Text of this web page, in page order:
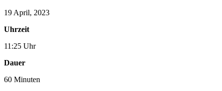
19 April, 2023
Uhrzeit
11:25 Uhr
Dauer
60 Minuten